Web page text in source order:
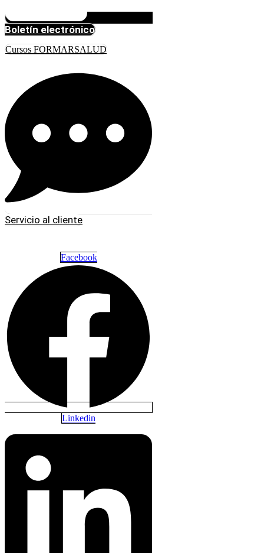
Boletín electrónico
Cursos FORMARSALUD
Servicio al cliente
Facebook
Linkedin